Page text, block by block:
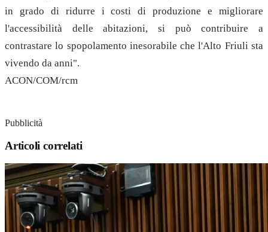
in grado di ridurre i costi di produzione e migliorare
l'accessibilità delle abitazioni, si può contribuire a
contrastare lo spopolamento inesorabile che l'Alto Friuli sta
vivendo da anni".
ACON/COM/rcm
Pubblicità
Articoli correlati